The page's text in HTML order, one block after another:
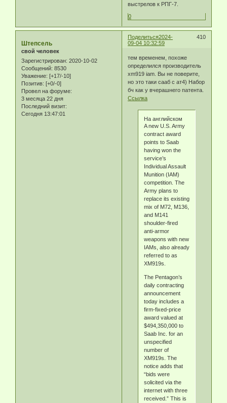
выстрелов к РПГ-7.
0
Поделиться 410
2024-
09-04 10:32:59
Штепсель
свой человек
Зарегистрирован: 2020-10-02
Сообщений: 8530
Уважение: [+17/-10]
Позитив: [+0/-0]
Провел на форуме:
3 месяца 22 дня
Последний визит:
Сегодня 13:47:01
тем временем, похоже
определился производитель
xm919 iam. Вы не поверите,
но это таки сааб с ат4) Набор
бч как у вчерашнего патента.
Ссылка
На английском
A new U.S. Army
contract award
points to Saab
having won the
service’s
Individual Assault
Munition (IAM)
competition. The
Army plans to
replace its existing
mix of M72, M136,
and M141
shoulder-fired
anti-armor
weapons with new
IAMs, also already
referred to as
XM919s.
The Pentagon’s
daily contracting
announcement
today includes a
firm-fixed-price
award valued at
$494,350,000 to
Saab Inc. for an
unspecified
number of
XM919s. The
notice adds that
“bids were
solicited via the
internet with three
received.” This is